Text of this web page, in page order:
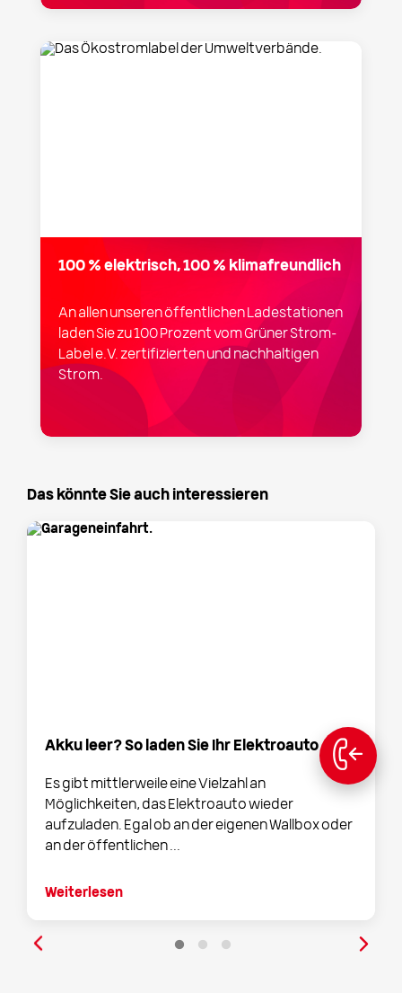
100 % elektrisch, 100 % klimafreundlich
An allen unseren öffentlichen Ladestationen
laden Sie zu 100 Prozent vom Grüner Strom-
Label e.V. zertifizierten und nachhaltigen
Strom.
Das könnte Sie auch interessieren
Akku leer? So laden Sie Ihr Elektroauto
Es gibt mittlerweile eine Vielzahl an
Möglichkeiten, das Elektroauto wieder
aufzuladen. Egal ob an der eigenen Wallbox oder
an der öffentlichen ...
Weiterlesen